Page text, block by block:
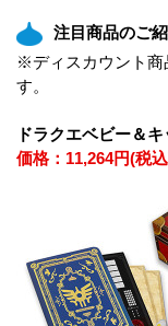
注目商品のご紹
※ディスカウント商
す。
ドラクエベビー＆
価格：11,264円(税